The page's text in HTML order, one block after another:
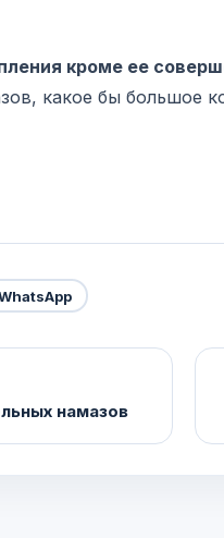
кроме ее
какое бы большое
намазов